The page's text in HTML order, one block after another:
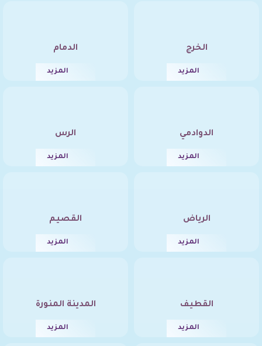
الخرج
المزيد
الدمام
المزيد
الدوادمي
المزيد
الرس
المزيد
الرياض
المزيد
القصيم
المزيد
القطيف
المزيد
المدينة المنورة
المزيد